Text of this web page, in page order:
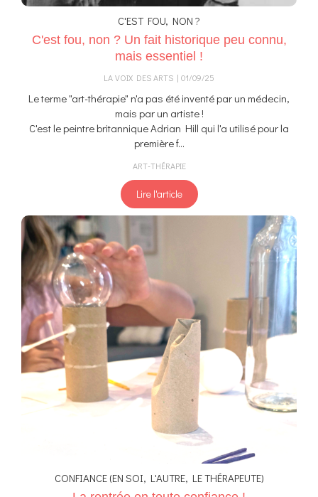
C'EST FOU, NON ?
C'est fou, non ? Un fait historique peu connu,
mais essentiel !
LA VOIX DES ARTS 01/09/25
Le terme "art-thérapie" n'a pas été inventé par un médecin,
mais par un artiste !
C'est le peintre britannique Adrian Hill qui l'a utilisé pour la
première f...
ART-THÉRAPIE
Lire l'article
CONFIANCE (EN SOI, L'AUTRE, LE THÉRAPEUTE)